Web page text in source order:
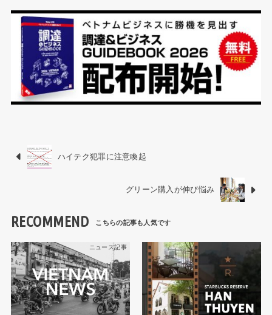
ハイテク犯罪に注意喚起
グリーン購入が伸び悩み
RECOMMEND
ニュース記事